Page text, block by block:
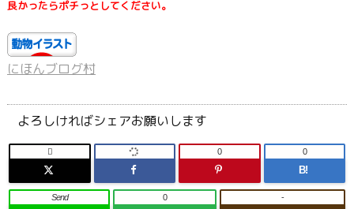
良かったらポチっとしてください。
にほんブログ村
よろしければシェアお願いします
 0
B!
0
Send 0 -